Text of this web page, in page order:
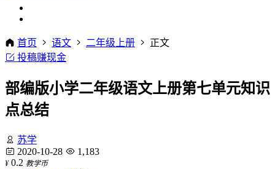
首页 语文 二年级上册
正文
投稿赚现金
部编版小学二年级语文上册第七单元知识
点总结
苏学
2020-10-28
1,183
¥ 0.2 教学币